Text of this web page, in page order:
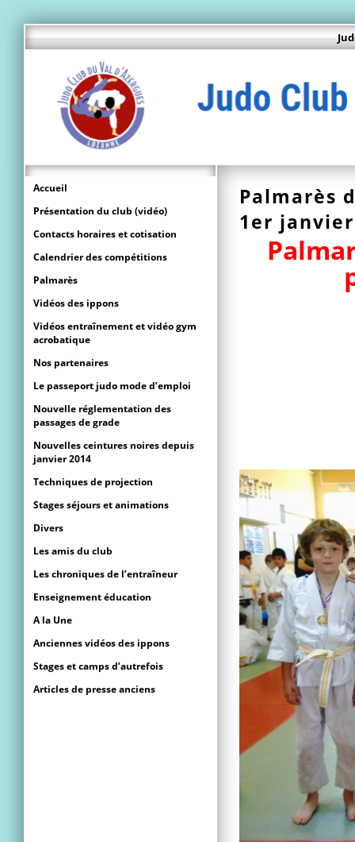
Palmarès
1er janvier
Accueil
Présentation du club (vidéo)
Contacts horaires et cotisation
Calendrier des compétitions
Palmarès
Vidéos des ippons
Vidéos entraînement et vidéo gym
acrobatique
Nos partenaires
Le passeport judo mode d’emploi
Nouvelle réglementation des
passages de grade
Nouvelles ceintures noires depuis
janvier 2014
Techniques de projection
Stages séjours et animations
Divers
Les amis du club
Les chroniques de l’entraîneur
Enseignement éducation
A la Une
Anciennes vidéos des ippons
Stages et camps d’autrefois
Articles de presse anciens